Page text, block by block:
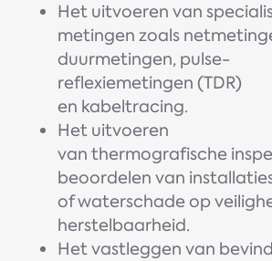
Het uitvoeren van
metingen zoals
duurmetingen, pulse-
reflexiemetingen (TDR)
en kabeltracing.
Het uitvoeren
van thermografische
beoordelen van
of waterschade op
herstelbaarheid.
Het vastleggen van